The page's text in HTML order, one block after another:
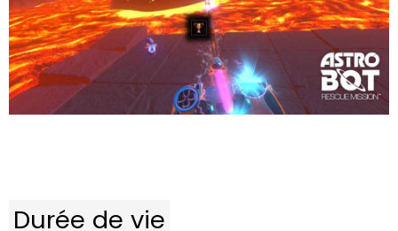
Durée de vie